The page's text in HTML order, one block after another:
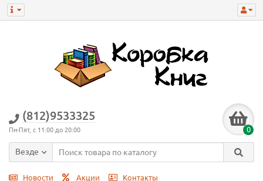
(812)9533325
Пн-Пят, с 11:00 до 20:00 0
Везде
Новости Акции
Контакты